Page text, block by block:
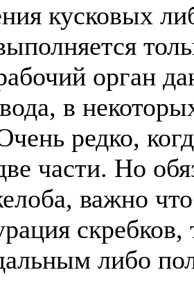
кусковых
орган
в
редко,
части. Но
важно
либо